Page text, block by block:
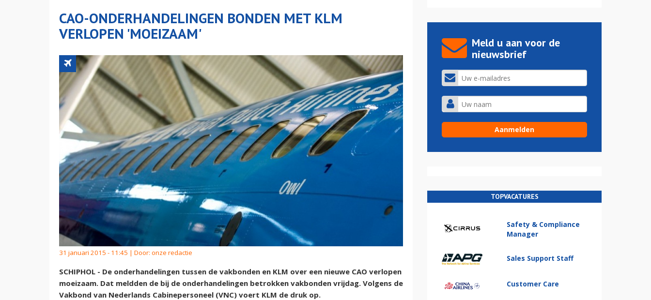
CAO-ONDERHANDELINGEN BONDEN MET KLM
VERLOPEN 'MOEIZAAM'
31 januari 2015 - 11:45 | Door: onze redactie
SCHIPHOL - De onderhandelingen tussen de vakbonden en KLM over een nieuwe CAO verlopen
moeizaam. Dat meldden de bij de onderhandelingen betrokken vakbonden vrijdag. Volgens de
Vakbond van Nederlands Cabinepersoneel (VNC) voert KLM de druk op.
Meld u aan voor de
nieuwsbrief
TOPVACATURES
Safety & Compliance
Manager
Sales Support Staff
Customer Care